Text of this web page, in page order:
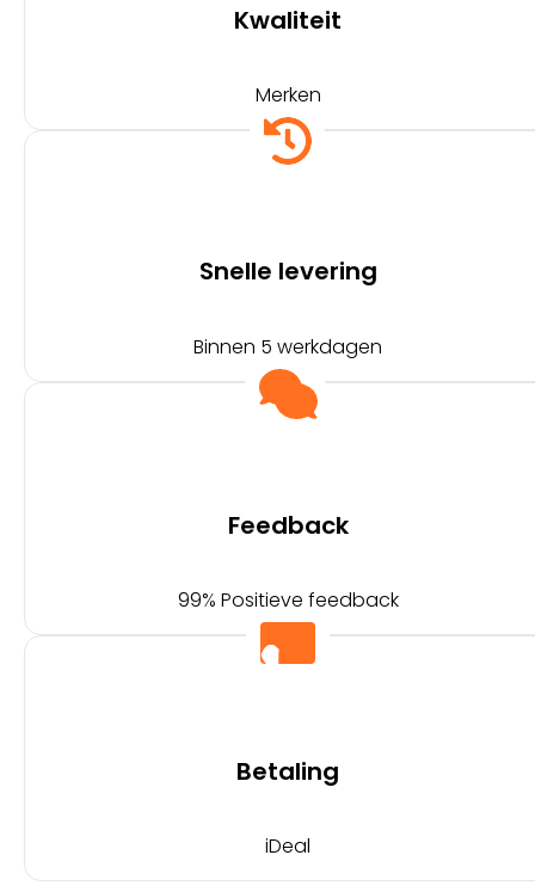
Kwaliteit
Merken
Snelle levering
Binnen 5 werkdagen
Feedback
99% Positieve feedback
Betaling
iDeal